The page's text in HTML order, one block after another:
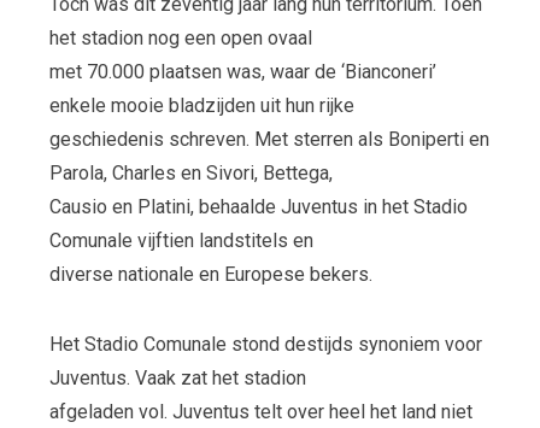
het stadion nog een open ovaal
met 70.000 plaatsen was, waar de ‘Bianconeri’
enkele mooie bladzijden uit hun rijke
geschiedenis schreven. Met sterren als Boniperti en
Parola, Charles en Sivori, Bettega,
Causio en Platini, behaalde Juventus in het Stadio
Comunale vijftien landstitels en
diverse nationale en Europese bekers.
Het Stadio Comunale stond destijds synoniem voor
Juventus. Vaak zat het stadion
afgeladen vol. Juventus telt over heel het land niet